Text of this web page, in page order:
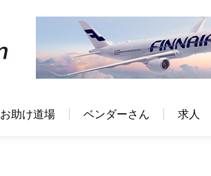
お助け道場 ベンダーさん 求人